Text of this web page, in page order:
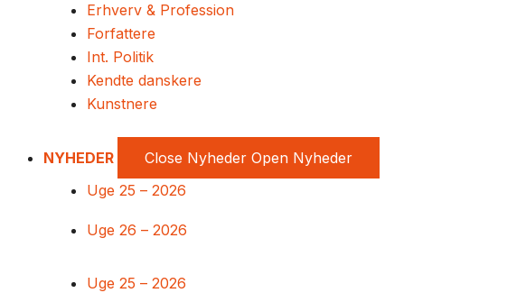
Erhverv & Profession
Forfattere
Int. Politik
Kendte danskere
Kunstnere
NYHEDER Close Nyheder Open Nyheder
Uge 25 – 2026
Uge 26 – 2026
Uge 25 – 2026